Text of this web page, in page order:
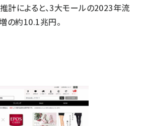
計によると、3大モールの2023年流
の約10.1兆円。